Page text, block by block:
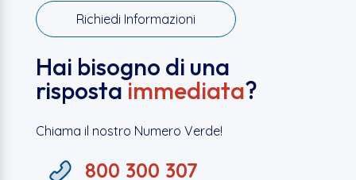
Hai bisogno di una
rispostaimmediata?
Chiama il nostro Numero Verde!
800 300 307